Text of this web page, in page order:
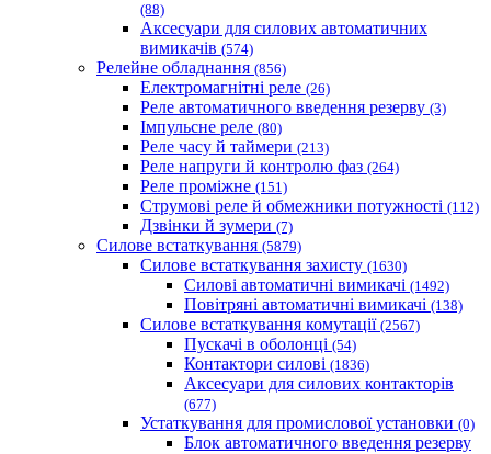
(88)
Аксесуари для силових автоматичних
вимикачів (574)
Релейне обладнання (856)
Електромагнітні реле (26)
Реле автоматичного введення резерву (3)
Імпульсне реле (80)
Реле часу й таймери (213)
Реле напруги й контролю фаз (264)
Реле проміжне (151)
Струмові реле й обмежники потужності (112)
Дзвінки й зумери (7)
Силове встаткування (5879)
Силове встаткування захисту (1630)
Силові автоматичні вимикачі (1492)
Повітряні автоматичні вимикачі (138)
Силове встаткування комутації (2567)
Пускачі в оболонці (54)
Контактори силові (1836)
Аксесуари для силових контакторів
(677)
Устаткування для промислової установки (0)
Блок автоматичного введення резерву